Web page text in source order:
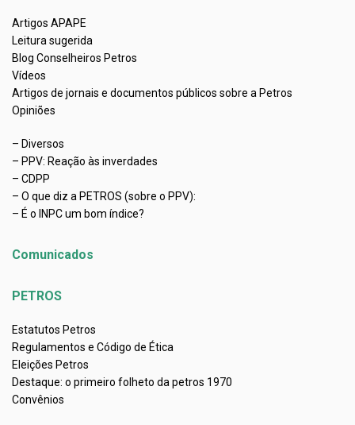
Artigos APAPE
Leitura sugerida
Blog Conselheiros Petros
Vídeos
Artigos de jornais e documentos públicos sobre a Petros
Opiniões
– Diversos
– PPV: Reação às inverdades
– CDPP
– O que diz a PETROS (sobre o PPV):
– É o INPC um bom índice?
Comunicados
PETROS
Estatutos Petros
Regulamentos e Código de Ética
Eleições Petros
Destaque: o primeiro folheto da petros 1970
Convênios